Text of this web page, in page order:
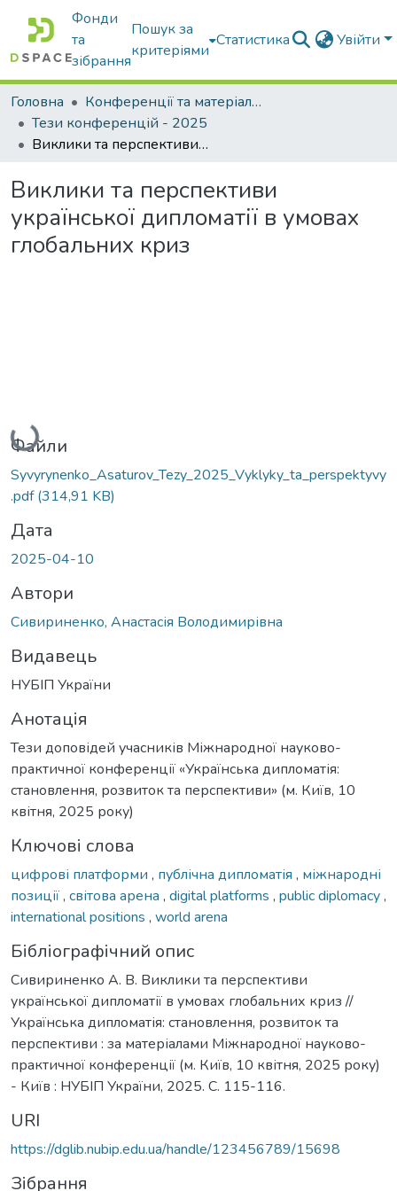
Фонди
та
зібрання
Пошук за
критеріями
Статистика Увійти
Головна
Конференції та матеріали конференцій
Тези конференцій - 2025
Виклики та перспективи української дипломатії в умовах глобальних криз
Виклики та перспективи
української дипломатії в умовах
глобальних криз
Вантажиться...
Файли
Syvyrynenko_Asaturov_Tezy_2025_Vyklyky_ta_perspektyvy
.pdf(314,91 KB)
Дата
2025-04-10
Автори
Сивириненко, Анастасія Володимирівна
Видавець
НУБІП України
Анотація
Тези доповідей учасників Міжнародної науково-
практичної конференції «Українська дипломатія:
становлення, розвиток та перспективи» (м. Київ, 10
квітня, 2025 року)
Ключові слова
цифрові платформи , публічна дипломатія , міжнародні
позиції, світова арена , digital platforms , public diplomacy,
international positions , world arena
Бібліографічний опис
Сивириненко А. В. Виклики та перспективи
української дипломатії в умовах глобальних криз //
Українська дипломатія: становлення, розвиток та
перспективи : за матеріалами Міжнародної науково-
практичної конференції (м. Київ, 10 квітня, 2025 року)
- Київ : НУБІП України, 2025. С. 115-116.
URI
https://dglib.nubip.edu.ua/handle/123456789/15698
Зібрання